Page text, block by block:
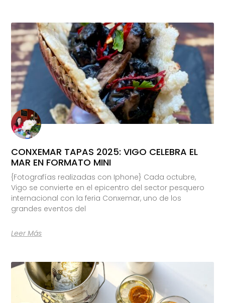
CONXEMAR TAPAS 2025: VIGO CELEBRA EL
MAR EN FORMATO MINI
{Fotografías realizadas con Iphone} Cada octubre,
Vigo se convierte en el epicentro del sector pesquero
internacional con la feria Conxemar, uno de los
grandes eventos del
Leer Más